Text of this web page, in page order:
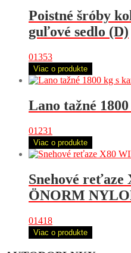
Poistné šróby
guľové sedlo (D)
01353
Viac o produkte
Lano tažné
01231
Viac o produkte
Snehové
ÖNORM
01418
Viac o produkte